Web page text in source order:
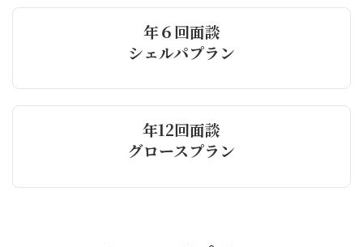
年６回面談
シェルパプラン
年12回面談
グロースプラン